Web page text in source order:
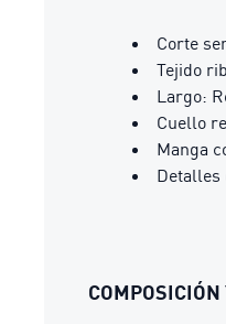
Corte
Tejido rib
Largo:
Cuello
Manga
Detalles